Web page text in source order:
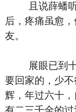
且说薛蟠听
后，疼痛虽愈
友。
展眼已到十
要回家的，少
辉，年过六十